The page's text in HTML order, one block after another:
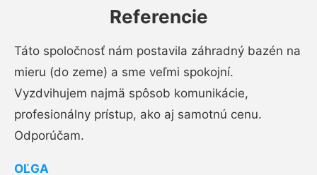
Referencie
Táto spoločnosť nám postavila záhradný bazén na
mieru (do zeme) a sme veľmi spokojní.
Vyzdvihujem najmä spôsob komunikácie,
profesionálny prístup, ako aj samotnú cenu.
Odporúčam.
OĽGA